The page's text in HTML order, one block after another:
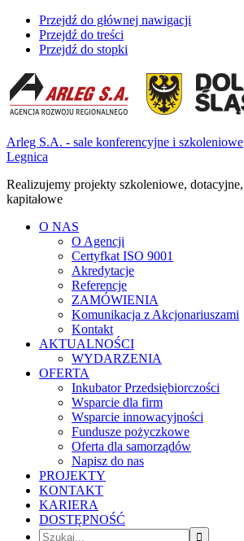
Przejdź do głównej nawigacji
Przejdź do treści
Przejdź do stopki
Arleg S.A. - sale konferencyjne i szkoleniowe
Legnica
Realizujemy projekty szkoleniowe, dotacyjne,
kapitałowe
O NAS
O Agencji
Certyfkat ISO 9001
Akredytacje
Referencje
ZAMÓWIENIA
Komunikacja z Akcjonariuszami
Kontakt
AKTUALNOŚCI
WYDARZENIA
OFERTA
Inkubator Przedsiębiorczości
Wsparcie dla firm
Wsparcie innowacyjności
Fundusze pożyczkowe
Oferta dla samorządów
Napisz do nas
PROJEKTY
KONTAKT
KARIERA
DOSTĘPNOŚĆ
Szukaj...